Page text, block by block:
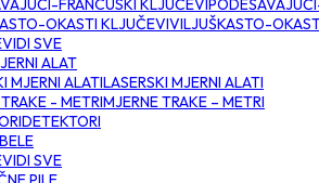
VILJUŠKASTO-
VIDI SVE
ALAT
LASERSKI MJERNI ALATI
MJERNE TRAKE – METRI
DETEKTORI
VIDI SVE